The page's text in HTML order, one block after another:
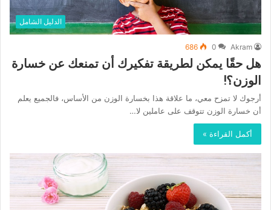
الدليل الشامل
Akram
0
686
هل حقًا يمكن لطريقة تفكيرك أن تمنعك عن خسارة
الوزن؟!
أرجوك لا تمزح معي، ما علاقة هذا بخسارة الوزن من الأساس، فالجميع يعلم
أن خسارة الوزن تتوقف على عاملين لا…
أكمل القراءة »